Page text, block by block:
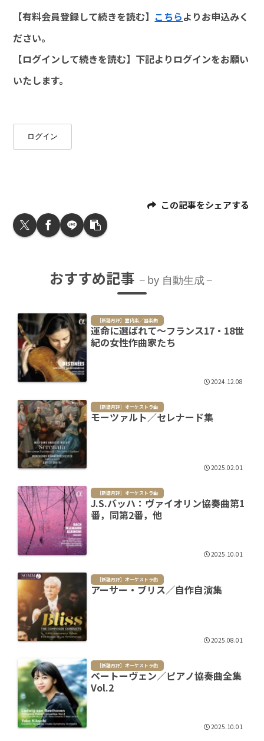
【有料会員登録して続きを読む】 こちらよりお申込みく
ださい。
【ログインして続きを読む】下記よりログインをお願い
いたします。
ログイン
この記事をシェアする
おすすめ記事 by 自動生成
［新譜月評］室内楽／器楽曲
運命に選ばれて～フランス17・18世
紀の女性作曲家たち
2024.12.08
［新譜月評］オーケストラ曲
モーツァルト／セレナード集
2025.02.01
［新譜月評］オーケストラ曲
J.S.バッハ：ヴァイオリン協奏曲第1
番，同第2番，他
2025.10.01
［新譜月評］オーケストラ曲
アーサー・ブリス／自作自演集
2025.08.01
［新譜月評］オーケストラ曲
ベートーヴェン／ピアノ協奏曲全集
Vol.2
2025.10.01